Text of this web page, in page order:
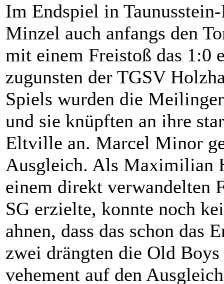
Im Endspiel in
Minzel auch anfangs den
mit einem Freistoß das 1:0
zugunsten der TGSV
Spiels wurden die
und sie knüpften an ihre
Eltville an. Marcel Minor
Ausgleich. Als Maximilian
einem direkt verwandelten
SG erzielte, konnte noch
ahnen, dass das schon das
zwei drängten die Old
vehement auf den